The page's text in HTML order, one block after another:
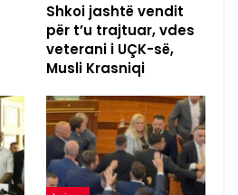
Shkoi jashtë vendit
për t’u trajtuar, vdes
veterani i UÇK-së,
Musli Krasniqi